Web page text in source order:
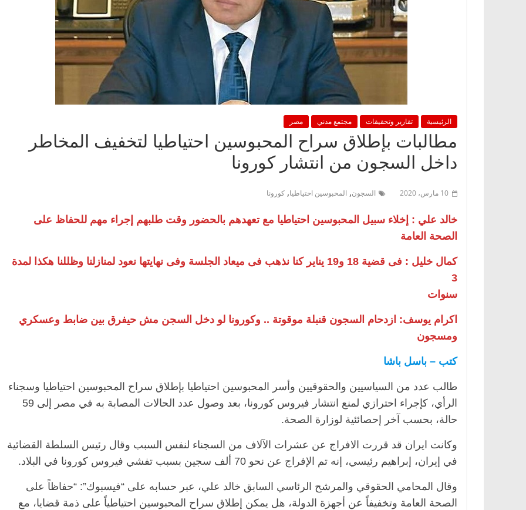
الرئيسية تقارير وتحقيقات مجتمع مدني مصر
مطالبات بإطلاق سراح المحبوسين احتياطيا لتخفيف المخاطر
داخل السجون من انتشار كورونا
10 مارس، 2020 السجون, المحبوسين احتياطيا, كورونا
خالد علي : إخلاء سبيل المحبوسين احتياطيا مع تعهدهم بالحضور وقت طلبهم إجراء مهم للحفاظ على
الصحة العامة
كمال خليل : فى قضية 18 و19 يناير كنا نذهب فى ميعاد الجلسة وفى نهايتها نعود لمنازلنا وظللنا هكذا لمدة
3
سنوات
اكرام يوسف: ازدحام السجون قنبلة موقوتة .. وكورونا لو دخل السجن مش حيفرق بين ضابط وعسكري
ومسجون
كتب – باسل باشا
طالب عدد من السياسيين والحقوقيين وأسر المحبوسين احتياطيا بإطلاق سراح المحبوسين احتياطيا وسجناء
الرأي، كإجراء احترازي لمنع انتشار فيروس كورونا، بعد وصول عدد الحالات المصابة به في مصر إلى 59
حالة، بحسب آخر إحصائئية لوزارة الصحة.
وكانت ايران قد قررت الافراج عن عشرات الآلاف من السجناء لنفس السبب وقال رئيس السلطة القضائية
في إيران، إبراهيم رئيسي، إنه تم الإفراج عن نحو 70 ألف سجين بسبب تفشي فيروس كورونا في البلاد.
وقال المحامي الحقوقي والمرشح الرئاسي السابق خالد علي، عبر حسابه على “فيسبوك”: “حفاظاً على
الصحة العامة وتخفيفاً عن أجهزة الدولة، هل يمكن إطلاق سراح المحبوسين احتياطياً على ذمة قضايا، مع